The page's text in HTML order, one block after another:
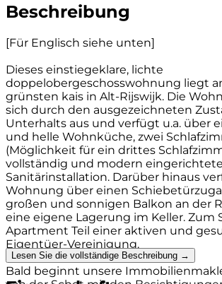
Beschreibung
[Für Englisch siehe unten]
Dieses einstiegeklare, lichte
doppelobergeschosswohnung liegt
grünsten kais in Alt-Rijswijk. Die
sich durch den ausgezeichneten
Unterhalts aus und verfügt u.a. über
und helle Wohnküche, zwei
(Möglichkeit für ein drittes
vollständig und modern
Sanitärinstallation. Darüber hinaus
Wohnung über einen
großen und sonnigen Balkon an der
eine eigene Lagerung im Keller. Zum
Apartment Teil einer aktiven und
Eigentüer-Vereinigung.
Bald beginnt unsere
Lesen Sie die vollständige Beschreibung →